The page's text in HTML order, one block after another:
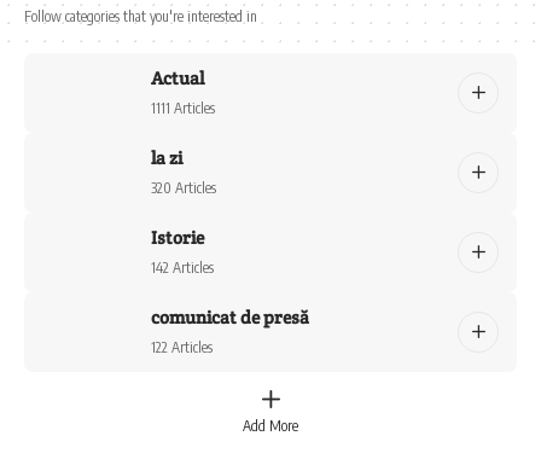
Follow categories that you're interested in
Actual
1111 Articles
la zi
320 Articles
Istorie
142 Articles
comunicat de presă
122 Articles
Add More